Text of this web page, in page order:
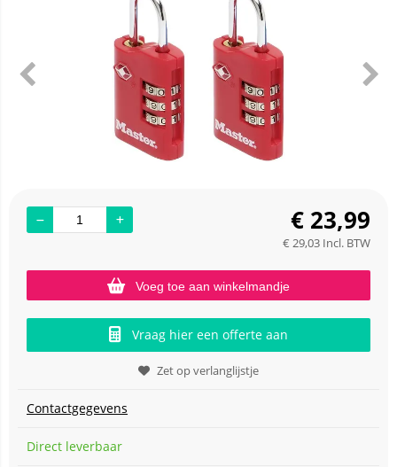
€ 23,99
€ 29,03 Incl. BTW
Voeg toe aan winkelmandje
Vraag hier een offerte aan
Zet op verlanglijstje
Contactgegevens
Direct leverbaar